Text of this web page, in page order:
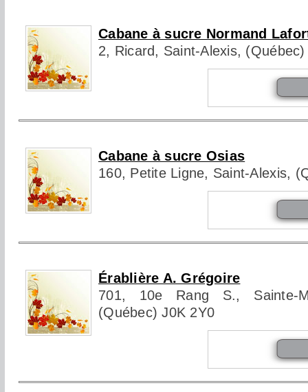
Cabane à sucre Normand
2, Ricard, Saint-Alexis,
Cabane à sucre Osias
160, Petite Ligne, Saint-Alexis,
Érablière A. Grégoire
701, 10e Rang S., Sainte-
(Québec) J0K 2Y0